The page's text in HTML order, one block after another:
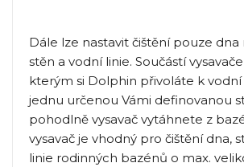
Dále lze nastavit čištění pouze dna
stěn a vodní linie. Součástí
kterým si Dolphin přivoláte k vodní
jednu určenou Vámi definovanou
pohodlně vysavač vytáhnete z
vysavač je vhodný pro čištění dna,
linie rodinných bazénů o max.